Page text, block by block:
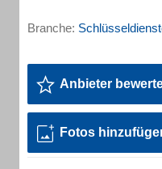
Branche:
Anbieter
Fotos